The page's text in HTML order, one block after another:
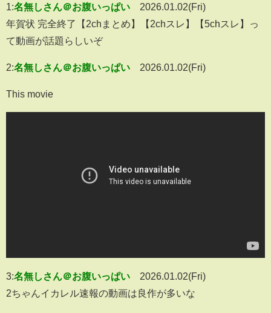
1:名無しさん＠お腹いっぱい
2026.01.02(Fri)
年賀状 完全終了【2chまとめ】【2chスレ】【5chスレ】っ
て動画が話題らしいぞ
2:名無しさん＠お腹いっぱい 2026.01.02(Fri)
This movie
3:名無しさん＠お腹いっぱい
2026.01.02(Fri)
2ちゃんイカレル速報の動画は良作が多いな